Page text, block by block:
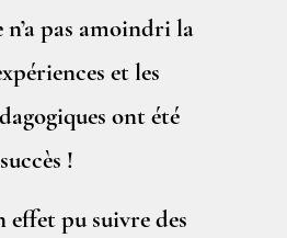
pas amoindri la
et les
ont été
!
effet pu suivre des